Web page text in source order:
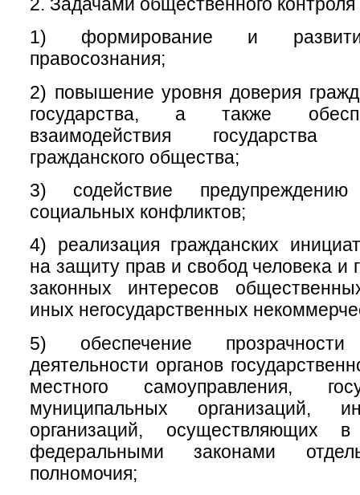
1) формирование и
правосознания;
2) повышение уровня доверия
государства, а также
взаимодействия
гражданского общества;
3) содействие
социальных конфликтов;
4) реализация гражданских
на защиту прав и свобод человека и
законных интересов
иных негосударственных
5) обеспечение
деятельности органов
местного самоуправления,
муниципальных организаций,
организаций, осуществляющих
федеральными законами
полномочия;